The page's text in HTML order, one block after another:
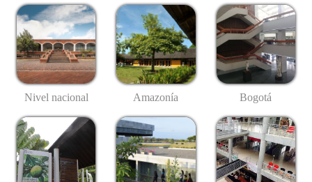
Nivel nacional Amazonía Bogotá